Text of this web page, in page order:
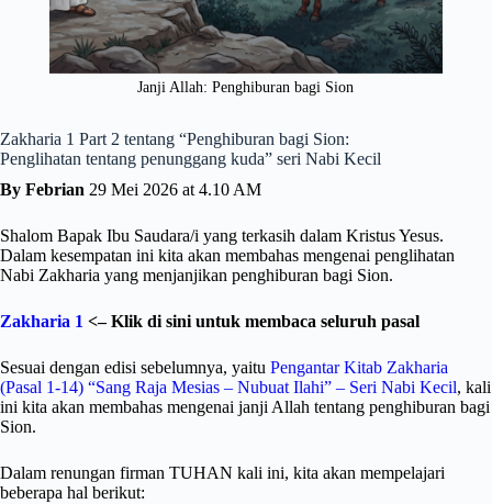
Janji Allah: Penghiburan bagi Sion
Zakharia 1 Part 2 tentang “Penghiburan bagi Sion:
Penglihatan tentang penunggang kuda” seri Nabi Kecil
By Febrian 29 Mei 2026 at 4.10 AM
Shalom Bapak Ibu Saudara/i yang terkasih dalam Kristus Yesus.
Dalam kesempatan ini kita akan membahas mengenai penglihatan
Nabi Zakharia yang menjanjikan penghiburan bagi Sion.
Zakharia 1 <– Klik di sini untuk membaca seluruh pasal
Sesuai dengan edisi sebelumnya, yaitu Pengantar Kitab Zakharia
(Pasal 1-14) “Sang Raja Mesias – Nubuat Ilahi” – Seri Nabi Kecil, kali
ini kita akan membahas mengenai janji Allah tentang penghiburan bagi
Sion.
Dalam renungan firman TUHAN kali ini, kita akan mempelajari
beberapa hal berikut: